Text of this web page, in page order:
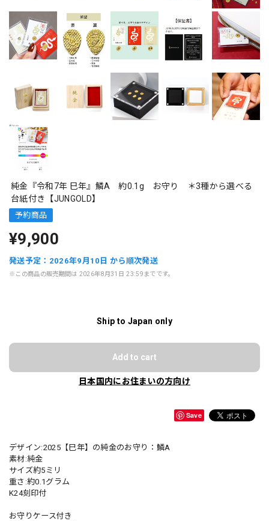
純金『令和7年 巳年』鱗A 約0.1g お守り ＊3種から選べる
台紙付き【JUNGOLD】
予約商品
¥9,900
発送予定：2026年9月10日 から順次発送
※この商品の販売期間は 2026年8月31日 23:59までです。
Ship to Japan only
Add to cart
日本国内にお住まいの方向け
Save
デザイン:2025【巳年】の純金のお守り：鱗A
素材:純金
サイズ約5ミリ
重さ:約0.1グラム
K24刻印付
お守りケース付き